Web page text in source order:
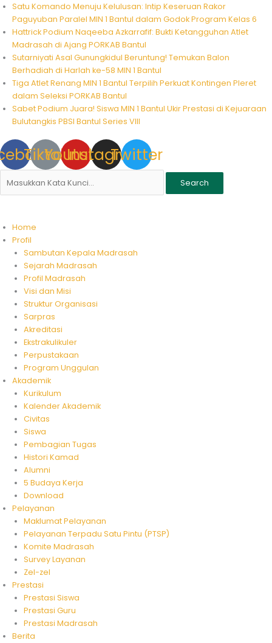
Skip
content
Satu Komando Menuju Kelulusan: Intip Keseruan Rakor
Paguyuban Paralel MIN 1 Bantul dalam Godok Program Kelas 6
Hattrick Podium Naqeeba Azkarrafif: Bukti Ketangguhan Atlet
Madrasah di Ajang PORKAB Bantul
Sutarniyati Asal Gunungkidul Beruntung! Temukan Balon
Berhadiah di Harlah ke-58 MIN 1 Bantul
Tiga Atlet Renang MIN 1 Bantul Terpilih Perkuat Kontingen Pleret
dalam Seleksi PORKAB Bantul
Sabet Podium Juara! Siswa MIN 1 Bantul Ukir Prestasi di Kejuaraan
Bulutangkis PBSI Bantul Series VIII
TiktokYoutube
Instagram
Twitter
Search
Home
Profil
Sambutan Kepala Madrasah
Sejarah Madrasah
Profil Madrasah
Visi dan Misi
Struktur Organisasi
Sarpras
Akreditasi
Ekstrakulikuler
Perpustakaan
Program Unggulan
Akademik
Kurikulum
Kalender Akademik
Civitas
Siswa
Pembagian Tugas
Histori Kamad
Alumni
5 Budaya Kerja
Download
Pelayanan
Maklumat Pelayanan
Pelayanan Terpadu Satu Pintu (PTSP)
Komite Madrasah
Survey Layanan
Zel-zel
Prestasi
Prestasi Siswa
Prestasi Guru
Prestasi Madrasah
Berita